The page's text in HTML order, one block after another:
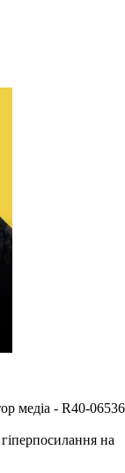
медіа - R40-06536
на